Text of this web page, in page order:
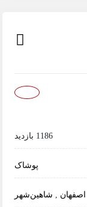
1186 بازدید
پوشاک
اصفهان , شاهین‌شهر